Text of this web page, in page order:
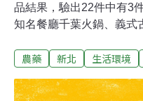
品結果，驗出22件中有3
知名餐廳千葉火鍋、義式
為新北市三重區千葉火鍋
環球店供應之「甜椒」檢
農藥 新北 生活環境